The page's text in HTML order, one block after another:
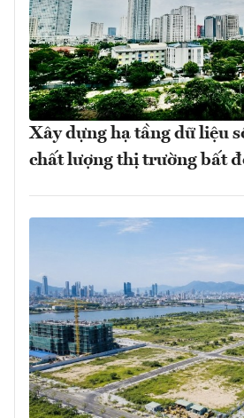
Xây dựng hạ tầng dữ liệu
chất lượng thị trường bất